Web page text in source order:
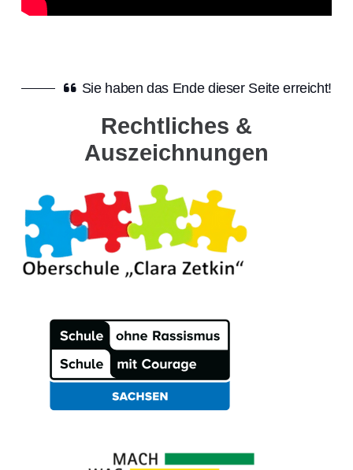
Sie haben das Ende dieser Seite erreicht!
Rechtliches &
Auszeichnungen